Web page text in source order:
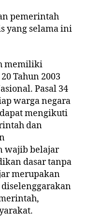
pemerintah
yang selama ini
memiliki
Tahun 2003
Pasal 34
warga negara
mengikuti
dan
wajib belajar
dasar tanpa
merupakan